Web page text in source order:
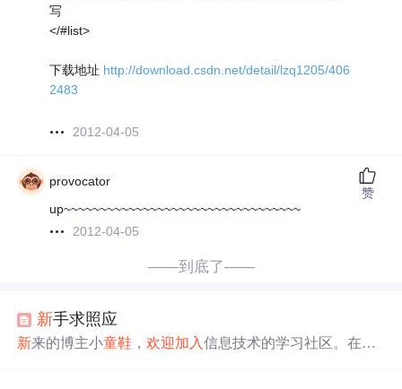
写
</#list>
下载地址 http://download.csdn.net/detail/lzq1205/406
2483
2012-04-05
provocator
up~~~~~~~~~~~~~~~~~~~~~~~~~~~~~~~~~
2012-04-05
赞
——到底了——
新手求照应
新来的博主小童鞋 ，欢迎加入信息技术的学习社区。在这